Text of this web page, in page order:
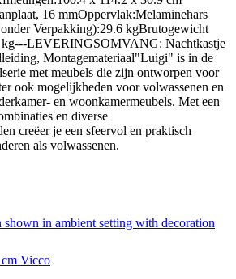
16 mmOppervlak:Melaminehars
Verpakking):29.6 kgBrutogewicht
LEVERINGSOMVANG: Nachtkastje
Montagemateriaal"Luigi" is in de
met meubels die zijn ontworpen voor
ook mogelijkheden voor volwassenen en
en woonkamermeubels. Met een
en diverse
creëer je een sfeervol en praktisch
als volwassenen.
Vicco